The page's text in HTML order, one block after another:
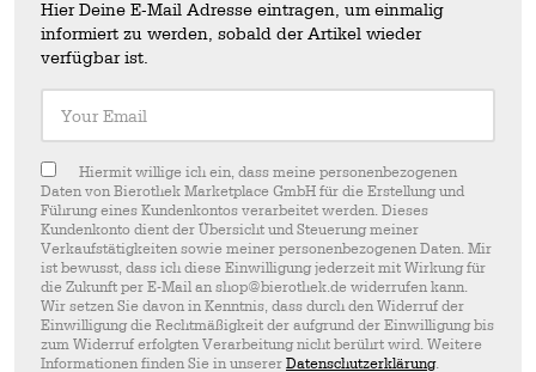
Hier Deine E-Mail Adresse eintragen, um einmalig
informiert zu werden, sobald der Artikel wieder
verfügbar ist.
Your Email
Hiermit willige ich ein, dass meine personenbezogenen
Daten von Bierothek Marketplace GmbH für die Erstellung und
Führung eines Kundenkontos verarbeitet werden. Dieses
Kundenkonto dient der Übersicht und Steuerung meiner
Verkaufstätigkeiten sowie meiner personenbezogenen Daten. Mir
ist bewusst, dass ich diese Einwilligung jederzeit mit Wirkung für
die Zukunft per E-Mail an shop@bierothek.de widerrufen kann.
Wir setzen Sie davon in Kenntnis, dass durch den Widerruf der
Einwilligung die Rechtmäßigkeit der aufgrund der Einwilligung bis
zum Widerruf erfolgten Verarbeitung nicht berührt wird. Weitere
Informationen finden Sie in unserer Datenschutzerklärung.